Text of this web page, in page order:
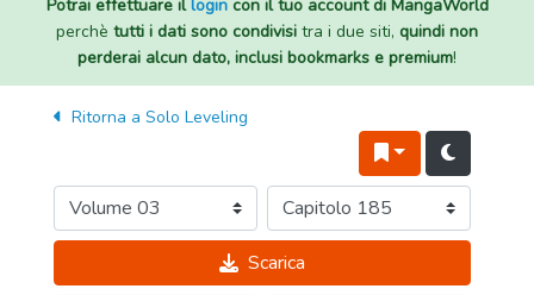
Potrai effettuare illogincon il tuo account di MangaWorld
perchè tutti i dati sono condivisi tra i due siti, quindi non
perderai alcun dato, inclusi bookmarks e premium!
Ritorna a Solo Leveling
Scarica